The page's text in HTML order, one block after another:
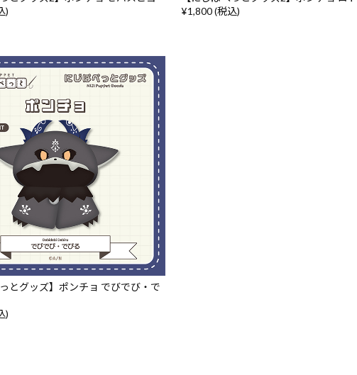
)
¥1,800 (税込)
っとグッズ】ポンチョ でびでび・で
)